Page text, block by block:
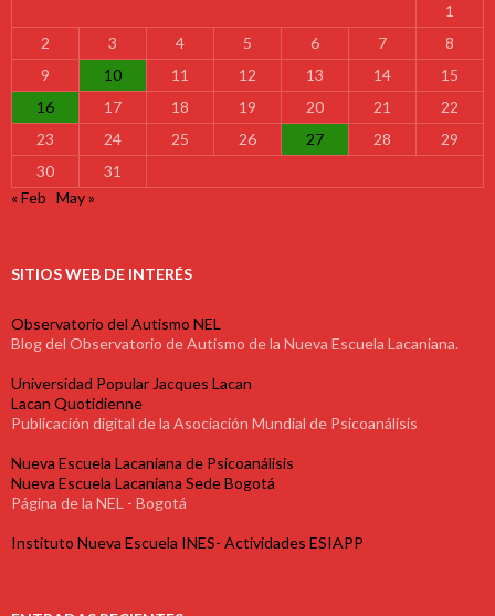
1
2
3 4 5 6 7
8
9
10 11 12 13 14
15
16
17 18 19 20 21
22
23
24 25 26 27 28
29
30
31
« Feb May »
SITIOS WEB DE INTERÉS
Observatorio del Autismo NEL
Blog del Observatorio de Autismo de la Nueva Escuela Lacaniana.
Universidad Popular Jacques Lacan
Lacan Quotidienne
Publicación digital de la Asociación Mundial de Psicoanálisis
Nueva Escuela Lacaniana de Psicoanálisis
Nueva Escuela Lacaniana Sede Bogotá
Página de la NEL - Bogotá
Instituto Nueva Escuela INES- Actividades ESIAPP